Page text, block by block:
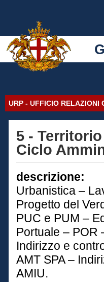
URP - UFFICIO RELAZIONI
5 -
Ciclo
descrizione:
Urbanistica –
Progetto del
PUC e PUM –
Portuale – POR
Indirizzo e
AMT SPA –
AMIU.